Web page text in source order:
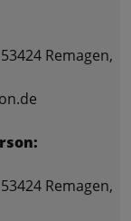
Remagen,
Remagen,